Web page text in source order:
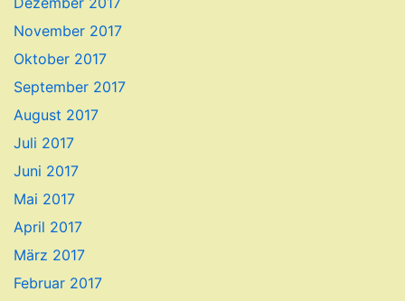
November 2017
Oktober 2017
September 2017
August 2017
Juli 2017
Juni 2017
Mai 2017
April 2017
März 2017
Februar 2017